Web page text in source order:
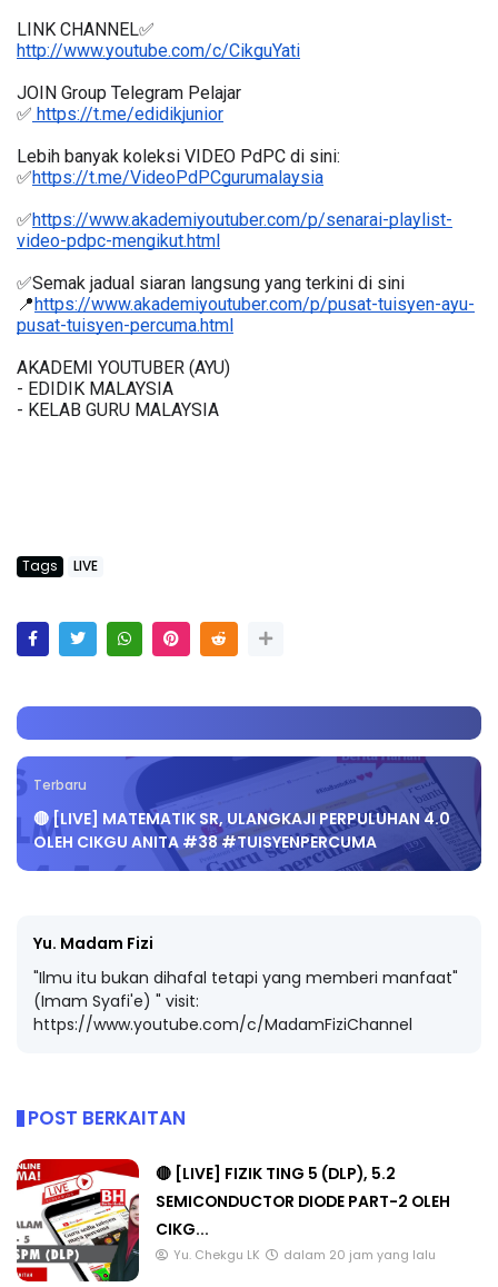
LINK CHANNEL✅
http://www.youtube.com/c/CikguYati
JOIN Group Telegram Pelajar
✅ https://t.me/edidikjunior
Lebih banyak koleksi VIDEO PdPC di sini:
✅https://t.me/VideoPdPCgurumalaysia
✅https://www.akademiyoutuber.com/p/senarai-playlist-
video-pdpc-mengikut.html
✅Semak jadual siaran langsung yang terkini di sini
📍https://www.akademiyoutuber.com/p/pusat-tuisyen-ayu-
pusat-tuisyen-percuma.html
AKADEMI YOUTUBER (AYU)
- EDIDIK MALAYSIA
- KELAB GURU MALAYSIA
Tags LIVE
Terbaru
🔴 [LIVE] MATEMATIK SR, ULANGKAJI PERPULUHAN 4.0
OLEH CIKGU ANITA #38 #TUISYENPERCUMA
Yu. Madam Fizi
"Ilmu itu bukan dihafal tetapi yang memberi manfaat"
(Imam Syafi'e) " visit:
https://www.youtube.com/c/MadamFiziChannel
POST BERKAITAN
🔴 [LIVE] FIZIK TING 5 (DLP), 5.2
SEMICONDUCTOR DIODE PART-2 OLEH
CIKG...
Yu. Chekgu LK dalam 20 jam yang lalu